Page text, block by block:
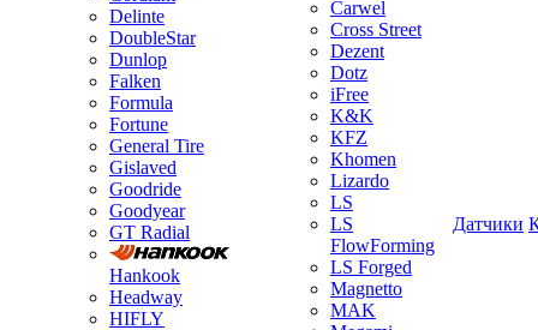
Delinte
DoubleStar
Dunlop
Falken
Formula
Fortune
General Tire
Gislaved
Goodride
Goodyear
GT Radial
Hankook
Headway
HIFLY
Carwel
Cross Street
Dezent
Dotz
iFree
K&K
KFZ
Khomen
Lizardo
LS
LS
FlowForming
LS Forged
Magnetto
MAK
Датчики